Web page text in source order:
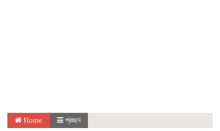
Home প্রচ্ছদ